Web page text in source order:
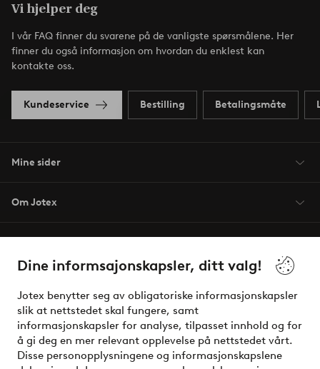
Dine informsajonskapsler, ditt valg!
Jotex benytter seg av obligatoriske informasjonskapsler
slik at nettstedet skal fungere, samt
informasjonskapsler for analyse, tilpasset innhold og for
å gi deg en mer relevant opplevelse på nettstedet vårt.
Disse personopplysningene og informasjonskapslene
Vi hjelper deg
I vår FAQ finner du svarene på de vanligste spørsmålene. Her
finner du også informasjon om hvordan du enklest kan
kontakte oss.
Kundeservice Bestilling Betalingsmåte
Mine sider
Om Jotex
Venner